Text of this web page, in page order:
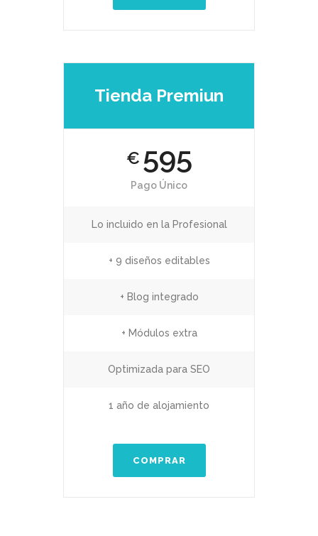
Tienda Premiun
€ 595
Pago Único
Lo incluido en la Profesional
+ 9 diseños editables
+ Blog integrado
+ Módulos extra
Optimizada para SEO
1 año de alojamiento
COMPRAR